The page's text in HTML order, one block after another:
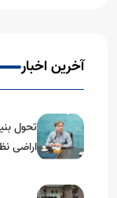
آخرین اخبار
تحول
اراضی